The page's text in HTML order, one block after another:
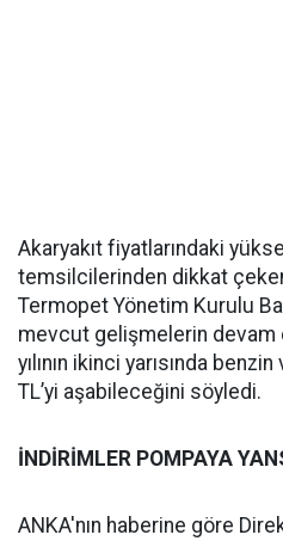
Akaryakıt fiyatlarındaki
temsilcilerinden dikkat
Termopet Yönetim Kurulu
mevcut gelişmelerin devam
yılının ikinci yarısında
TL’yi aşabileceğini söyledi.
İNDİRİMLER POMPAYA
ANKA'nın haberine göre